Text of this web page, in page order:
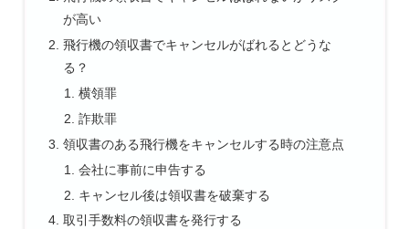
が高い
飛行機の領収書でキャンセルがばれるとどうな
る？
横領罪
詐欺罪
領収書のある飛行機をキャンセルする時の注意点
会社に事前に申告する
キャンセル後は領収書を破棄する
取引手数料の領収書を発行する